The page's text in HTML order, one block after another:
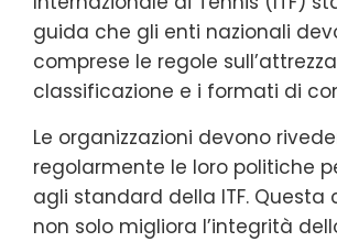
guida che gli enti nazionali
comprese le regole
classificazione e i formati di
Le organizzazioni devono
regolarmente le loro politiche
agli standard della ITF.
non solo migliora l’integrità